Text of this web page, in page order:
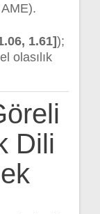
AME).
1.61]);
olasılık
Dili